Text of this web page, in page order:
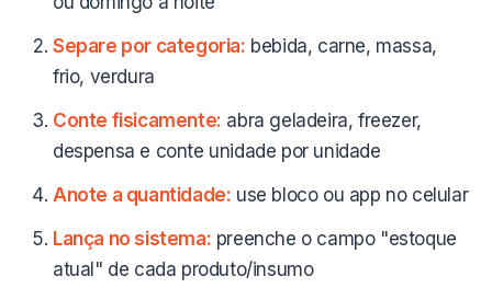
Separe por categoria: bebida, carne, massa,
frio, verdura
Conte fisicamente: abra geladeira, freezer,
despensa e conte unidade por unidade
Anote a quantidade: use bloco ou app no celular
Lança no sistema: preenche o campo "estoque
atual" de cada produto/insumo